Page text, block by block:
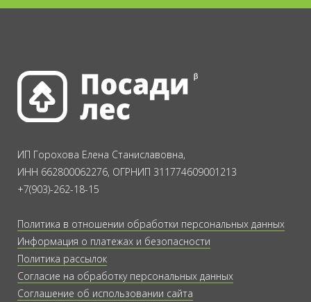
ИП Горохова Елена Станиславовна,
ИНН 662800062276, ОГРНИП 311774609001213
+7(903)-262-18-15
Политика в отношении обработки персональных данных
Информация о платежах и безопасности
Политика рассылок
Согласие на обработку персональных данных
Соглашение об использовании сайта